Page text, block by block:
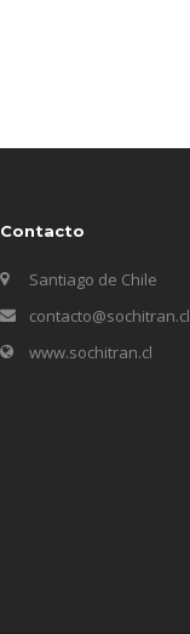
Contacto
Santiago de Chile
contacto@sochitran.cl
www.sochitran.cl